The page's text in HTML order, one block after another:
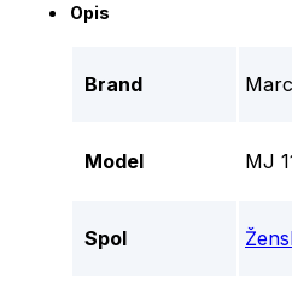
Opis
Brand
Model MJ
Spol